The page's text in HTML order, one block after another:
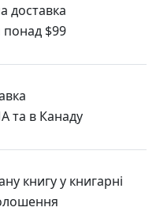
доставка
$99
та в Канаду
книгу у книгарні